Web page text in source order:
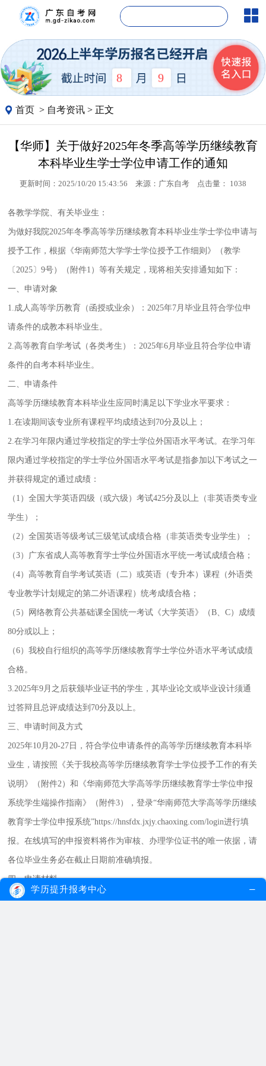
8 9
首页 > 自考资讯 > 正文
【华师】关于做好2025年冬季高等学历继续教育
本科毕业生学士学位申请工作的通知
更新时间：2025/10/20 15:43:56 来源： 广东自考 点击量： 1038
各教学学院、有关毕业生：
为做好我院2025年冬季高等学历继续教育本科毕业生学士学位申请与
授予工作，根据《华南师范大学学士学位授予工作细则》（教学
〔2025〕9号）（附件1）等有关规定，现将相关安排通知如下：
一、申请对象
1.成人高等学历教育（函授或业余）：2025年7月毕业且符合学位申
请条件的成教本科毕业生。
2.高等教育自学考试（各类考生）：2025年6月毕业且符合学位申请
条件的自考本科毕业生。
二、申请条件
高等学历继续教育本科毕业生应同时满足以下学业水平要求：
1.在读期间该专业所有课程平均成绩达到70分及以上；
2.在学习年限内通过学校指定的学士学位外国语水平考试。在学习年
限内通过学校指定的学士学位外国语水平考试是指参加以下考试之一
并获得规定的通过成绩：
（1）全国大学英语四级（或六级）考试425分及以上（非英语类专业
学生）；
（2）全国英语等级考试三级笔试成绩合格（非英语类专业学生）；
（3）广东省成人高等教育学士学位外国语水平统一考试成绩合格；
（4）高等教育自学考试英语（二）或英语（专升本）课程（外语类
专业教学计划规定的第二外语课程）统考成绩合格；
（5）网络教育公共基础课全国统一考试《大学英语》（B、C）成绩
80分或以上；
（6）我校自行组织的高等学历继续教育学士学位外语水平考试成绩
合格。
3.2025年9月之后获颁毕业证书的学生，其毕业论文或毕业设计须通
过答辩且总评成绩达到70分及以上。
三、申请时间及方式
2025年10月20-27日，符合学位申请条件的高等学历继续教育本科毕
业生，请按照《关于我校高等学历继续教育学士学位授予工作的有关
说明》（附件2）和《华南师范大学高等学历继续教育学士学位申报
系统学生端操作指南》（附件3），登录“华南师范大学高等学历继续
教育学士学位申报系统”https://hnsfdx.jxjy.chaoxing.com/login进行填
报。在线填写的申报资料将作为审核、办理学位证书的唯一依据，请
各位毕业生务必在截止日期前准确填报。
四、申请材料
（一）学位外语成绩证明
学历提升报考中心